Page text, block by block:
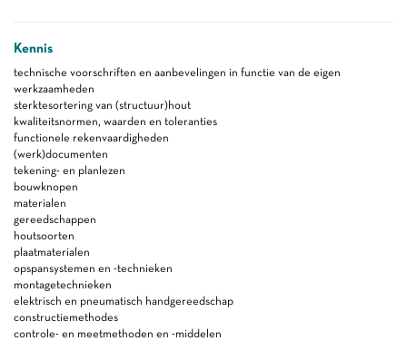
Kennis
technische voorschriften en aanbevelingen in functie van de eigen
werkzaamheden
sterktesortering van (structuur)hout
kwaliteitsnormen, waarden en toleranties
functionele rekenvaardigheden
(werk)documenten
tekening- en planlezen
bouwknopen
materialen
gereedschappen
houtsoorten
plaatmaterialen
opspansystemen en -technieken
montagetechnieken
elektrisch en pneumatisch handgereedschap
constructiemethodes
controle- en meetmethoden en -middelen